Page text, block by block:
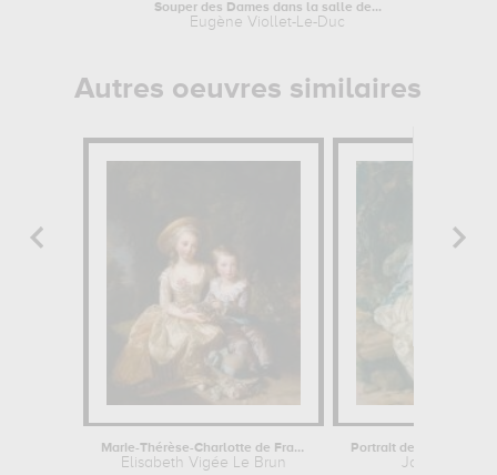
Souper des Dames dans la salle de...
Eugène Viollet-Le-Duc
Autres oeuvres similaires
Marie-Thérèse-Charlotte de France...
Elisabeth Vigée Le Brun Johan